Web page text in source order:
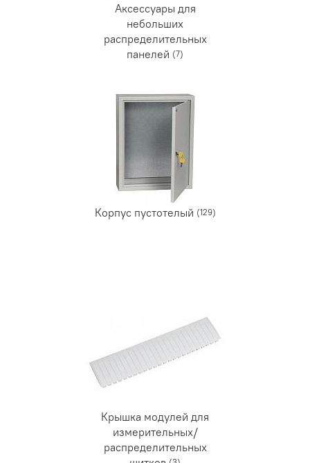
Аксессуары для
небольших
распределительных
панелей (7)
Корпус пустотелый (129)
Крышка модулей для
измерительных/
распределительных